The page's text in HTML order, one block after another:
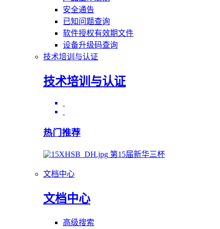
安全通告
已知问题查询
软件授权有效期文件
设备升级码查询
技术培训与认证
技术培训与认证
热门推荐
第15届新华三杯
文档中心
文档中心
高级搜索